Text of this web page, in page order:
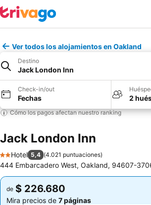
Ver todos los alojamientos en Oakland
Destino
Jack London Inn
Check-in/out
Fechas 2
Cómo los pagos afectan nuestro ranking
Jack London Inn
2 Estrellas
Hotel 5,4 (4.021 puntuaciones)
444 Embarcadero West, Oakland, 94607-
de $ 226.680
Mira precios de 7 páginas
de $ 226.680
Mira precios de 7 páginas